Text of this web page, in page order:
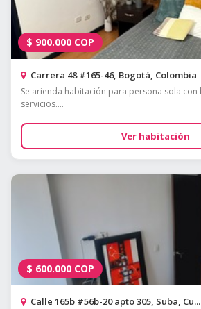
$ 900.000 COP
Carrera 48 #165-46, Bogotá, Colombia
Se arienda habitación para persona sola
servicios....
Ver habitación
$ 600.000 COP
Calle 165b #56b-20 apto 305, Suba, Cu...